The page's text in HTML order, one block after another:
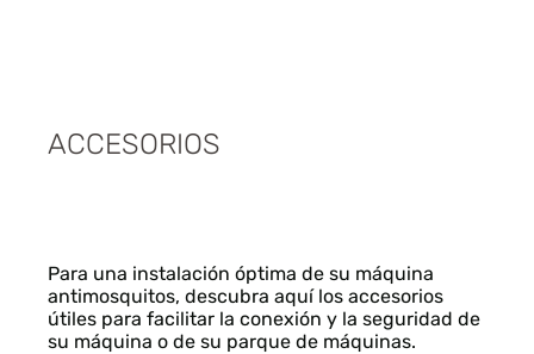
ACCESORIOS
Para una instalación óptima de su máquina
antimosquitos, descubra aquí los accesorios
útiles para facilitar la conexión y la seguridad de
su máquina o de su parque de máquinas.